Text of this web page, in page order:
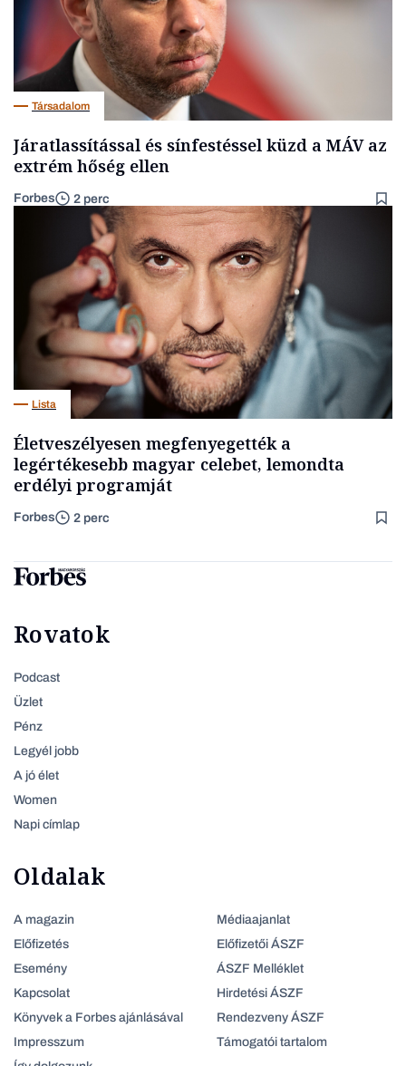
Társadalom
Járatlassítással és sínfestéssel küzd a MÁV az
extrém hőség ellen
Forbes 2 perc
Lista
Életveszélyesen megfenyegették a
legértékesebb magyar celebet, lemondta
erdélyi programját
Forbes 2 perc
Rovatok
Podcast
Üzlet
Pénz
Legyél jobb
A jó élet
Women
Napi címlap
Oldalak
A magazin
Előfizetés
Esemény
Kapcsolat
Könyvek a Forbes ajánlásával
Impresszum
Médiaajanlat
Előfizetői ÁSZF
ÁSZF Melléklet
Hirdetési ÁSZF
Rendezveny ÁSZF
Támogatói tartalom